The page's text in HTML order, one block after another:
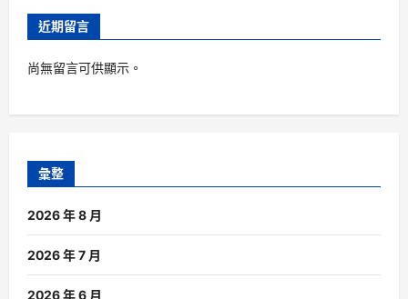
近期留言
尚無留言可供顯示。
彙整
2026 年 8 月
2026 年 7 月
2026 年 6 月